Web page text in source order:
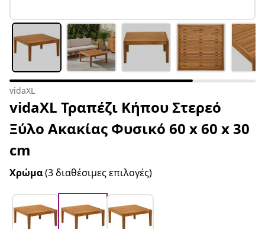
vidaXL
vidaXL Τραπέζι Κήπου Στερεό
Ξύλο Ακακίας Φυσικό 60 x 60 x 30
cm
Χρώμα(3 διαθέσιμες επιλογές)